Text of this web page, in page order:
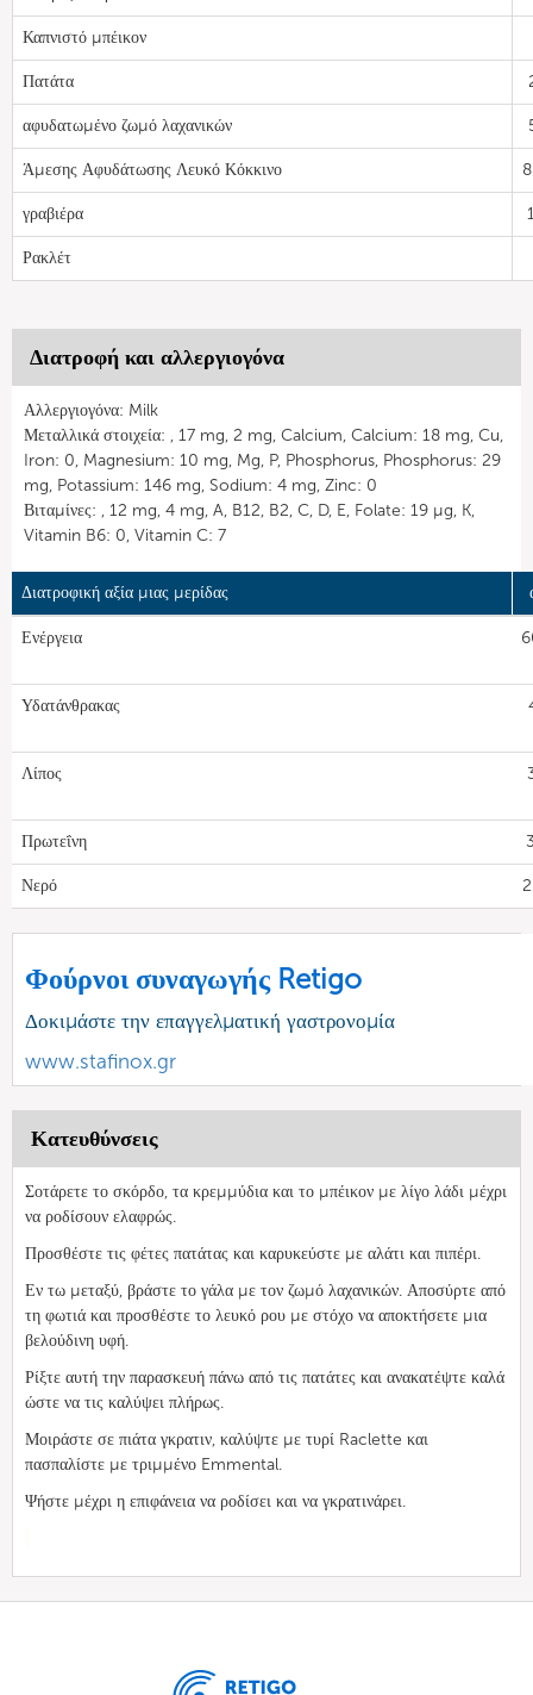
Καπνιστό μπέικον
Πατάτα
αφυδατωμένο ζωμό λαχανικών
Άμεσης Αφυδάτωσης Λευκό Κόκκινο
γραβιέρα
Ρακλέτ
Διατροφή και αλλεργιογόνα
Αλλεργιογόνα: Milk
Μεταλλικά στοιχεία: , 17 mg, 2 mg, Calcium, Calcium: 18 mg, Cu,
Iron: 0, Magnesium: 10 mg, Mg, P, Phosphorus, Phosphorus: 29
mg, Potassium: 146 mg, Sodium: 4 mg, Zinc: 0
Βιταμίνες: , 12 mg, 4 mg, A, B12, B2, C, D, E, Folate: 19 µg, K,
Vitamin B6: 0, Vitamin C: 7
Διατροφική αξία μιας μερίδας
Ενέργεια
Υδατάνθρακας
Λίπος
Πρωτεΐνη
Νερό
Φούρνοι συναγωγής Retigo
Δοκιμάστε την επαγγελματική γαστρονομία
www.stafinox.gr
Κατευθύνσεις
Σοτάρετε το σκόρδο, τα κρεμμύδια και το μπέικον με λίγο λάδι μέχρι
να ροδίσουν ελαφρώς.
Προσθέστε τις φέτες πατάτας και καρυκεύστε με αλάτι και πιπέρι.
Εν τω μεταξύ, βράστε το γάλα με τον ζωμό λαχανικών. Αποσύρτε από
τη φωτιά και προσθέστε το λευκό ρου με στόχο να αποκτήσετε μια
βελούδινη υφή.
Ρίξτε αυτή την παρασκευή πάνω από τις πατάτες και ανακατέψτε καλά
ώστε να τις καλύψει πλήρως.
Μοιράστε σε πιάτα γκρατιν, καλύψτε με τυρί Raclette και
πασπαλίστε με τριμμένο Emmental.
Ψήστε μέχρι η επιφάνεια να ροδίσει και να γκρατινάρει.